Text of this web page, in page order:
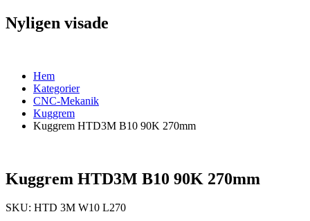
Nyligen visade
Hem
Kategorier
CNC-Mekanik
Kuggrem
Kuggrem HTD3M B10 90K 270mm
Kuggrem HTD3M B10 90K 270mm
SKU: HTD 3M W10 L270